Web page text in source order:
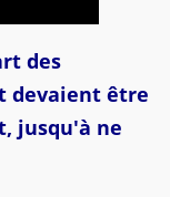
des
devaient être
jusqu'à ne